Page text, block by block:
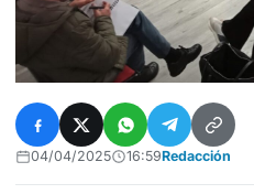
04/04/2025 16:59Redacción